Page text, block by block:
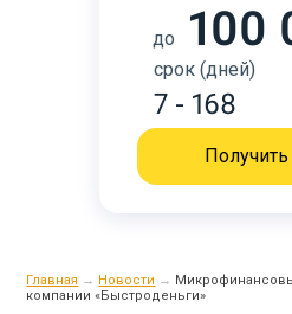
до 100
срок (дней)
7 - 168
Главная → Новости →
компании «Быстроденьги»